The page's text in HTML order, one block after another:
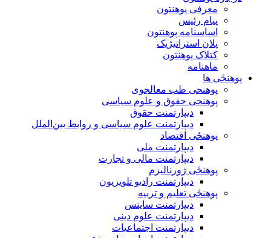
معرفی پوهنتون
پیام رئیس
اساسنامه پوهنتون
پلان استراتیژیک
کتلاک پوهنتون
ماهنامه
پوهنځی ها
پوهنحی طب معالجوی
پوهنحی حقوق و علوم سیاسی
دیپارتمنت حقوق
دیپارتمنت علوم سیاسی و روابط بین‌الملل
پوهنځی اقتصاد
دیپارتمنت ملی
دیپارتمنت مالی و تجارت
پوهنځی ژورنالیزم
دیپارتمنت رادیو تلویزیون
پوهنځی تعلیم و تربیه
دیپارتمنت ساینس
دیپارتمنت علوم دینی
دیپارتمنت اجتماعیات